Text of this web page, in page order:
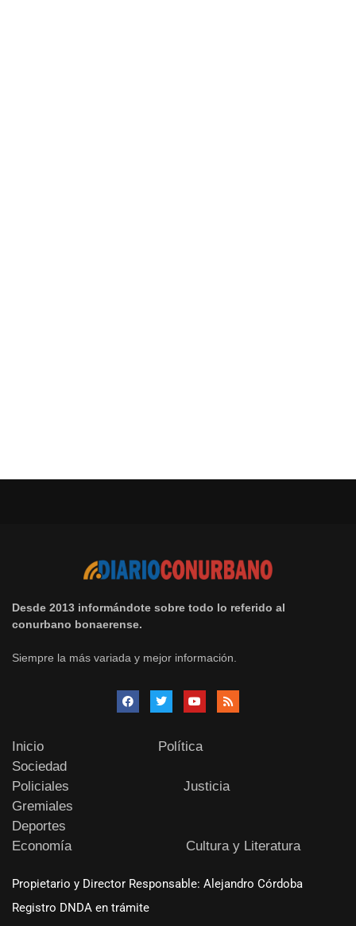
Desde 2013 informándote sobre todo lo referido al
conurbano bonaerense.
Siempre la más variada y mejor información.
Inicio
Política
Sociedad
Policiales
Justicia
Gremiales
Deportes
Economía
Cultura y Literatura
Propietario y Director Responsable: Alejandro Córdoba
Registro DNDA en trámite